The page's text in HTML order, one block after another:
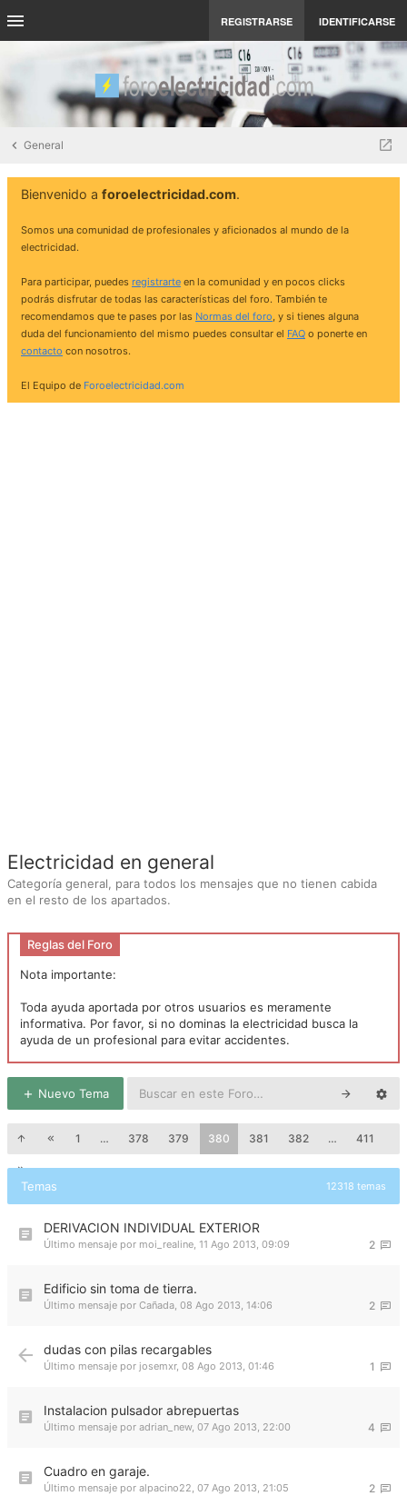
REGISTRARSE IDENTIFICARSE
General
Bienvenido a foroelectricidad.com.
Somos una comunidad de profesionales y aficionados al mundo de la
electricidad.
Para participar, puedes registrarte en la comunidad y en pocos clicks
podrás disfrutar de todas las características del foro. También te
recomendamos que te pases por las Normas del foro, y si tienes alguna
duda del funcionamiento del mismo puedes consultar el FAQ o ponerte en
contacto con nosotros.
El Equipo de Foroelectricidad.com
Electricidad en general
Categoría general, para todos los mensajes que no tienen cabida
en el resto de los apartados.
Reglas del Foro
Nota importante:
Toda ayuda aportada por otros usuarios es meramente
informativa. Por favor, si no dominas la electricidad busca la
ayuda de un profesional para evitar accidentes.
Nuevo Tema
1 … 378 379 380 381 382 … 411
Temas 12318 temas
DERIVACION INDIVIDUAL EXTERIOR
2
Último mensaje por moi_realine, 11 Ago 2013, 09:09
Edificio sin toma de tierra.
2
Último mensaje por Cañada, 08 Ago 2013, 14:06
dudas con pilas recargables
1
Último mensaje por josemxr, 08 Ago 2013, 01:46
Instalacion pulsador abrepuertas
4
Último mensaje por adrian_new, 07 Ago 2013, 22:00
Cuadro en garaje.
2
Último mensaje por alpacino22, 07 Ago 2013, 21:05